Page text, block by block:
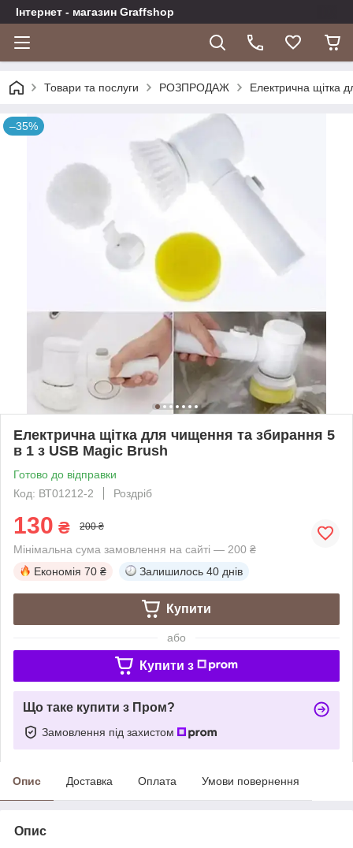
Інтернет - магазин Graffshop
Товари та послуги РОЗПРОДАЖ Електрична щітка
–35%
Електрична щітка для чищення та збирання 5
в 1 з USB Magic Brush
Готово до відправки
Код: ВТ01212-2
Роздріб
130 ₴ 200 ₴
Мінімальна сума замовлення на сайті — 200 ₴
Економія 70 ₴ Залишилось 40 днів
Купити
або
Купити з
Що таке купити з Пром?
Замовлення під захистом
Опис Доставка Оплата Умови повернення
Опис